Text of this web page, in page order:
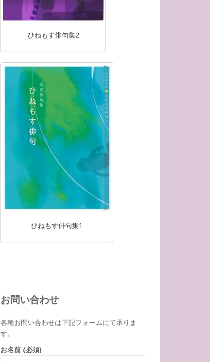
ひねもす俳句集2
ひねもす俳句集1
お問い合わせ
各種お問い合わせは下記フォームにて承りま
す。
お名前 (必須)